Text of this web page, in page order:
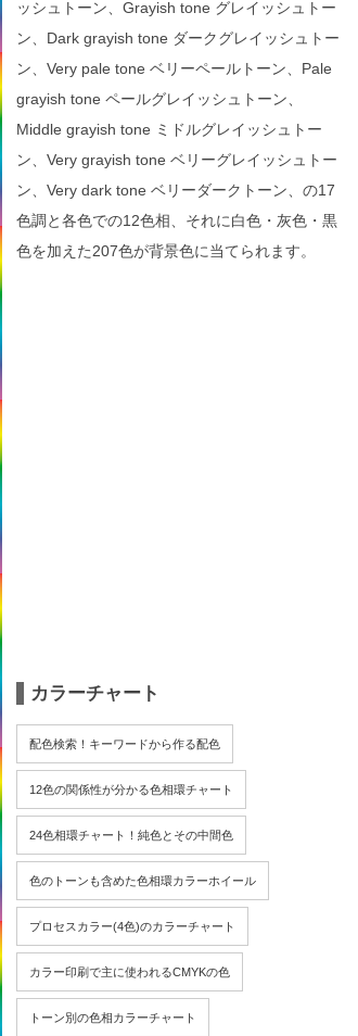
ッシュトーン、Grayish tone グレイッシュトー
ン、Dark grayish tone ダークグレイッシュトー
ン、Very pale tone ベリーペールトーン、Pale
grayish tone ペールグレイッシュトーン、
Middle grayish tone ミドルグレイッシュトー
ン、Very grayish tone ベリーグレイッシュトー
ン、Very dark tone ベリーダークトーン、の17
色調と各色での12色相、それに白色・灰色・黒
色を加えた207色が背景色に当てられます。
カラーチャート
配色検索！キーワードから作る配色
12色の関係性が分かる色相環チャート
24色相環チャート！純色とその中間色
色のトーンも含めた色相環カラーホイール
プロセスカラー(4色)のカラーチャート
カラー印刷で主に使われるCMYKの色
トーン別の色相カラーチャート